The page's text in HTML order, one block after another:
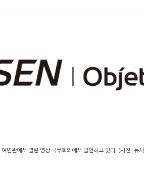
민관에서 열린 영상 국무회의에서 발언하고 있다. (사진=뉴